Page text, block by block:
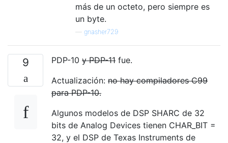
más de un octeto, pero siempre es
un byte.
gnasher729
9 PDP-10 y PDP-11 fue.
Actualización: no hay compiladores C99
para PDP-10.
Algunos modelos de DSP SHARC de 32
bits de Analog Devices tienen CHAR_BIT =
32, y el DSP de Texas Instruments de